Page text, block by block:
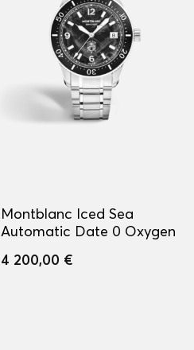
Montblanc Iced Sea
Automatic Date 0 Oxygen
4 200,00 €